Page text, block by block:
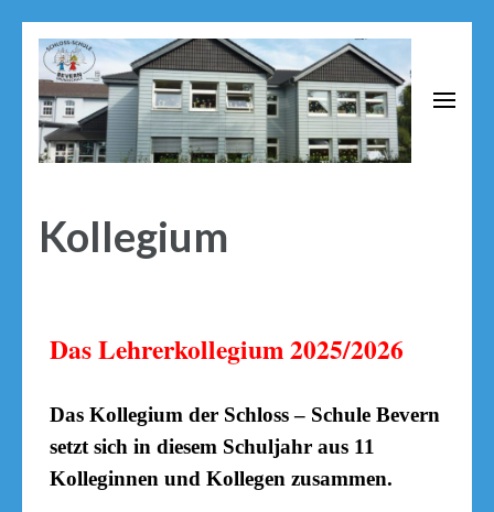
Kollegium
Das Lehrerkollegium 2025/2026
Das Kollegium der Schloss – Schule Bevern
setzt sich in diesem Schuljahr aus 11
Kolleginnen und Kollegen zusammen.